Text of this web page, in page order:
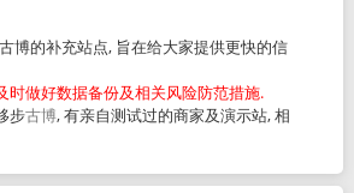
博的补充站点, 旨在给大家提供更快的信
时做好数据备份及相关风险防范措施.
步古博, 有亲自测试过的商家及演示站, 相